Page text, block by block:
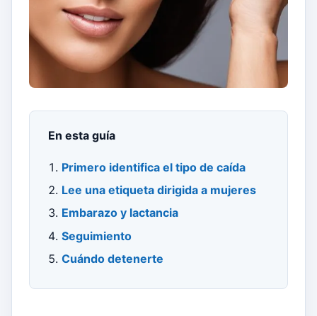
En esta guía
Primero identifica el tipo de caída
Lee una etiqueta dirigida a mujeres
Embarazo y lactancia
Seguimiento
Cuándo detenerte